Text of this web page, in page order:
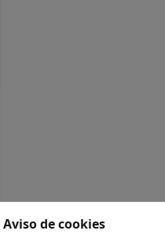
Aviso de cookies